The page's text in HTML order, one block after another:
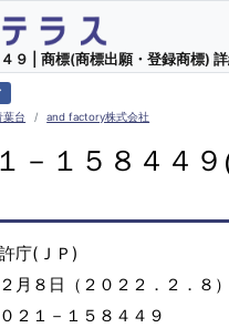
９ | 商標(商標出願・登録商標)
葉台 and factory株式会社
－１５８４４９
庁(ＪＰ)
月８日（２０２２．２．８）
２１－１５８４４９